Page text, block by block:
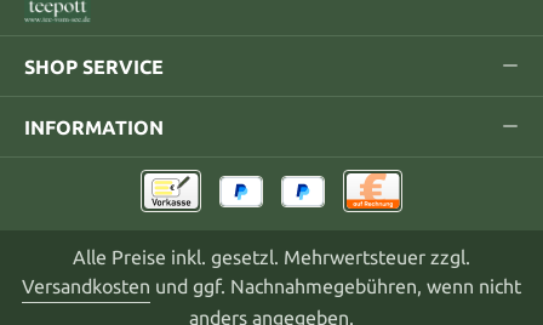
SHOP SERVICE
INFORMATION
Alle Preise inkl. gesetzl. Mehrwertsteuer zzgl.
Versandkosten und ggf. Nachnahmegebühren, wenn nicht
anders angegeben.